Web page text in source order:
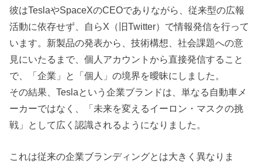
彼はTeslaやSpaceXのCEOでありながら、従来型の広報
活動に依存せず、自らX（旧Twitter）で情報発信を行って
います。新製品の発表から、技術構想、社会課題への意
見にいたるまで、個人アカウントから直接発信すること
で、「企業」と「個人」の境界を曖昧にしました。
その結果、Teslaという企業ブランドは、単なる自動車メ
ーカーではなく、「未来を変えるイーロン・マスクの挑
戦」として広く認識されるようになりました。
これは従来の企業ブランディングとは大きく異なりま